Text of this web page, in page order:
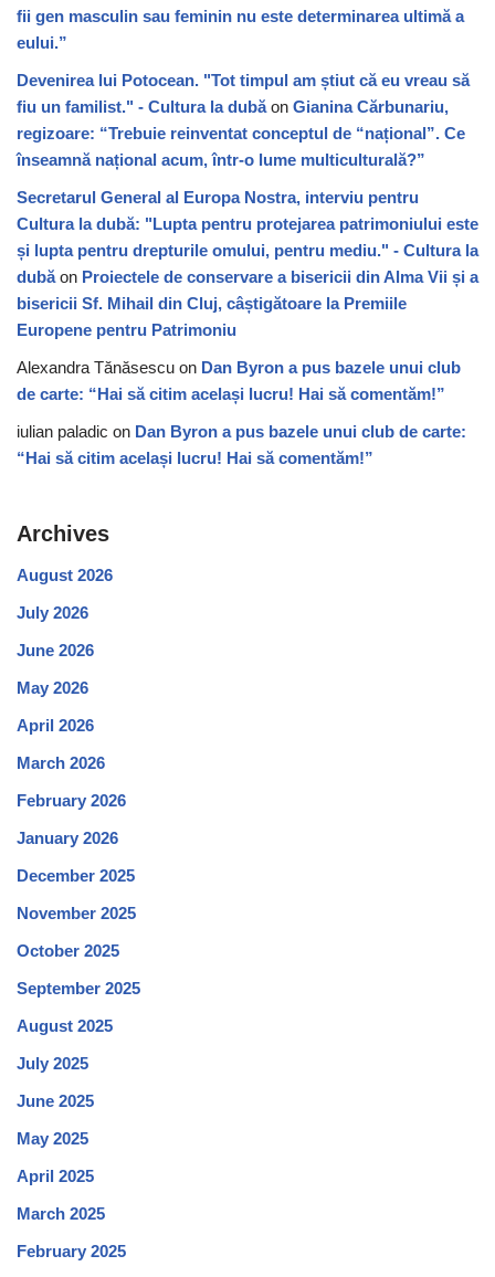
fii gen masculin sau feminin nu este determinarea ultimă a
eului.”
Devenirea lui Potocean. "Tot timpul am știut că eu vreau să
fiu un familist." - Cultura la dubăon Gianina Cărbunariu,
regizoare: “Trebuie reinventat conceptul de “național”. Ce
înseamnă național acum, într-o lume multiculturală?”
Secretarul General al Europa Nostra, interviu pentru
Cultura la dubă: "Lupta pentru protejarea patrimoniului este
și lupta pentru drepturile omului, pentru mediu." - Cultura la
dubăon Proiectele de conservare a bisericii din Alma Vii și a
bisericii Sf. Mihail din Cluj, câștigătoare la Premiile
Europene pentru Patrimoniu
Alexandra Tănăsescu on Dan Byron a pus bazele unui club
de carte: “Hai să citim același lucru! Hai să comentăm!”
iulian paladic on Dan Byron a pus bazele unui club de carte:
“Hai să citim același lucru! Hai să comentăm!”
Archives
August 2026
July 2026
June 2026
May 2026
April 2026
March 2026
February 2026
January 2026
December 2025
November 2025
October 2025
September 2025
August 2025
July 2025
June 2025
May 2025
April 2025
March 2025
February 2025